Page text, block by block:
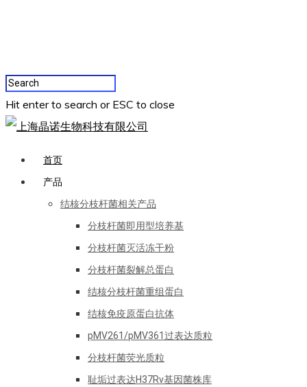
Hit enter to search or ESC to close
首页
产品
结核分枝杆菌相关产品
分枝杆菌即用型培养基
分枝杆菌灭活冻干粉
分枝杆菌裂解总蛋白
结核分枝杆菌重组蛋白
结核免疫原蛋白抗体
pMV261/pMV361过表达质粒
分枝杆菌荧光质粒
耻垢过表达H37Rv基因菌株库